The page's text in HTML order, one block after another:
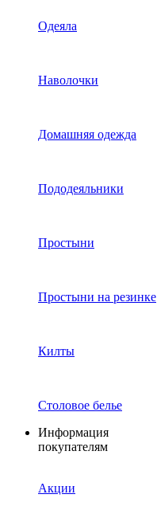
Одеяла
Наволочки
Домашняя одежда
Пододеяльники
Простыни
Простыни на резинке
Килты
Столовое белье
Информация
покупателям
Акции